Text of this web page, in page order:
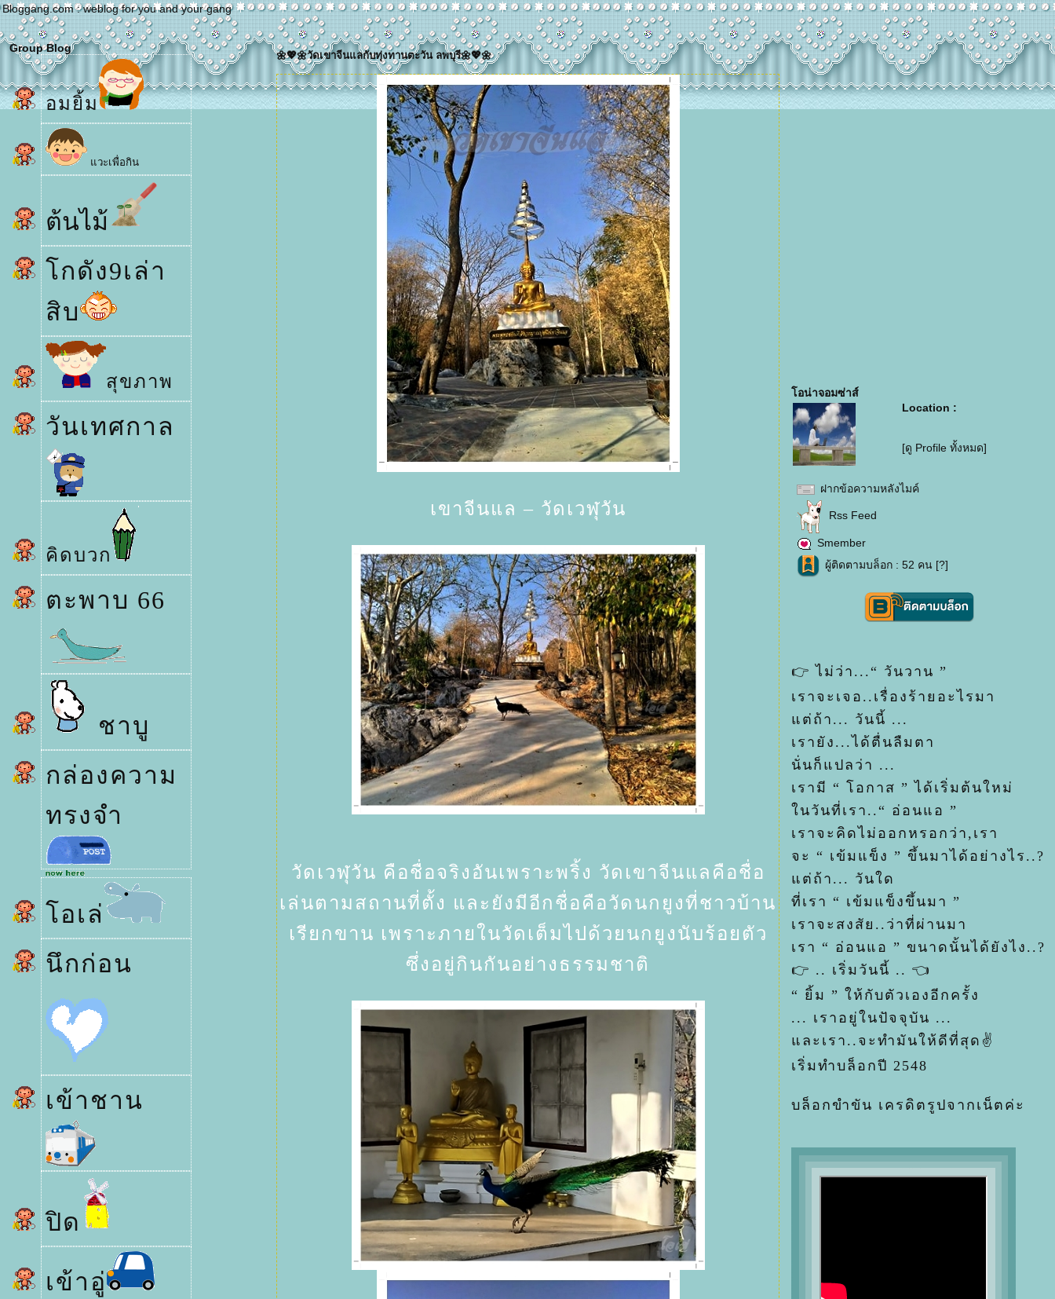
Bloggang.com : weblog for you and your gang
Group Blog
อมยิ้ม
วะเพื่อกิน
ต้นไม้
กดัง9เล่า
สิบ
สุขภาพ
วันเทศกาล
คิดบวก
ตะพาบ 66
ชาบู
กล่องความ
ทรงจำ
อเล่
นึกก่อน
เข้าชาน
ปิด
เข้าอู่
🌼💖🌼วัดเขาจีนแลกับทุ่งทานตะวัน ลพบุรี🌼💖🌼
เขาจีนแล – วัดเวฬุวัน
วัดเวฬุวัน คือชื่อจริงอันเพราะพริ้ง วัดเขาจีนแลคือชื่อ
เล่นตามสถานที่ตั้ง และยังมีอีกชื่อคือวัดนกยูงที่ชาวบ้าน
เรียกขาน เพราะภายในวัดเต็มไปด้วยนกยูงนับร้อยตัว
ซึ่งอยู่กินกันอย่างธรรมชาติ
อน่าจอมซ่าส์
Location :
[ดู Profile ทั้งหมด]
ฝากข้อความหลังไมค์
Rss Feed
Smember
ผู้ติดตามบล็อก : 52 คน [?]
👉 ไม่ว่า...“ วันวาน ”
เราจะเจอ..เรื่องร้ายอะไรมา
ต่ถ้า... วันนี้ ...
เรายัง...ได้ตื่นลืมตา
นั่นก็แปลว่า ...
เรามี “ โอกาส ” ได้เริ่มต้นใหม่
นวันที่เรา..“ อ่อนแอ ”
เราจะคิดไม่ออกหรอกว่า,เรา
จะ “ เข้มแข็ง ” ขึ้นมาได้อย่างไร..?
ต่ถ้า... วันใด
ที่เรา “ เข้มแข็งขึ้นมา ”
เราจะสงสัย..ว่าที่ผ่านมา
เรา “ อ่อนแอ ” ขนาดนั้นได้ยังไง..?
👉 .. เริ่มวันนี้ .. 👈
“ ยิ้ม ” ให้กับตัวเองอีกครั้ง
... เราอยู่ในปัจจุบัน ...
ละเรา..จะทำมันให้ดีที่สุด✌
เริ่มทำบล็อกปี 2548
บล็อกขำขัน เครดิตรูปจากเน็ตค่ะ